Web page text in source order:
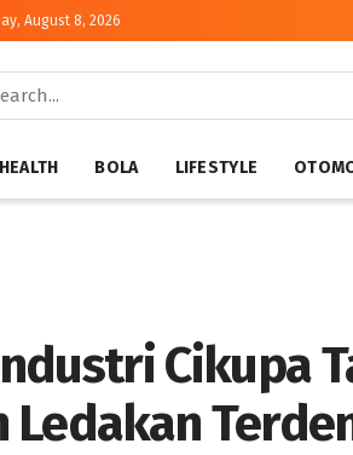
August 8, 2026
HEALTH BOLA LIFESTYLE
Cikupa